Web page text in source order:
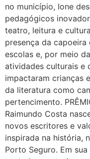
no município, Ione
pedagógicos
teatro, leitura e
presença da
escolas e, por meio
atividades culturais e
impactaram crianças
da literatura como
pertencimento.
Raimundo Costa
novos escritores e
inspirada na história,
Porto Seguro. Em